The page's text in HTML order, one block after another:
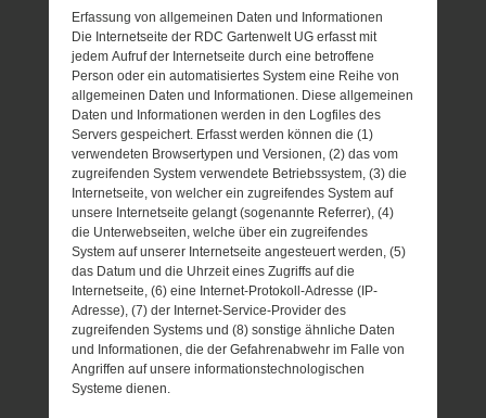
Erfassung von allgemeinen Daten und Informationen
Die Internetseite der RDC Gartenwelt UG erfasst mit
jedem Aufruf der Internetseite durch eine betroffene
Person oder ein automatisiertes System eine Reihe von
allgemeinen Daten und Informationen. Diese allgemeinen
Daten und Informationen werden in den Logfiles des
Servers gespeichert. Erfasst werden können die (1)
verwendeten Browsertypen und Versionen, (2) das vom
zugreifenden System verwendete Betriebssystem, (3) die
Internetseite, von welcher ein zugreifendes System auf
unsere Internetseite gelangt (sogenannte Referrer), (4)
die Unterwebseiten, welche über ein zugreifendes
System auf unserer Internetseite angesteuert werden, (5)
das Datum und die Uhrzeit eines Zugriffs auf die
Internetseite, (6) eine Internet-Protokoll-Adresse (IP-
Adresse), (7) der Internet-Service-Provider des
zugreifenden Systems und (8) sonstige ähnliche Daten
und Informationen, die der Gefahrenabwehr im Falle von
Angriffen auf unsere informationstechnologischen
Systeme dienen.